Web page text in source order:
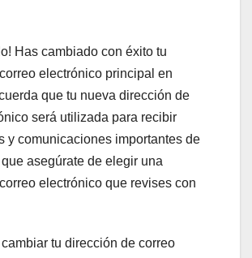
Has cambiado con éxito tu
electrónico principal en
que tu nueva dirección de
será utilizada para recibir
y comunicaciones importantes de
asegúrate de elegir una
electrónico que revises con
tu dirección de correo